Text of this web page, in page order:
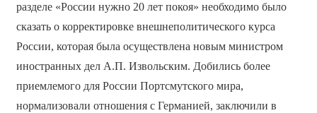
разделе «России нужно 20 лет покоя» необходимо было
сказать о корректировке внешнеполитического курса
России, которая была осуществлена новым министром
иностранных дел А.П. Извольским. Добились более
приемлемого для России Портсмутского мира,
нормализовали отношения с Германией, заключили в